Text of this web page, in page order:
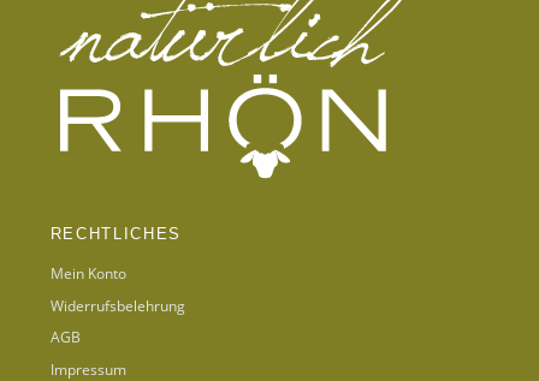
RECHTLICHES
Mein Konto
Widerrufsbelehrung
AGB
Impressum